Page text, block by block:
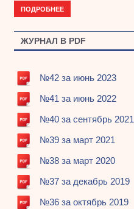
ПОДРОБНЕЕ
ЖУРНАЛ В PDF
№42 за июнь 2023
№41 за июнь 2022
№40 за сентябрь 2021
№39 за март 2021
№38 за март 2020
№37 за декабрь 2019
№36 за октябрь 2019